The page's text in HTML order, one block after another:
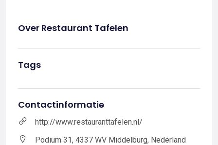
Over Restaurant Tafelen
Tags
Contactinformatie
http://www.restauranttafelen.nl/
Podium 31, 4337 WV Middelburg, Nederland